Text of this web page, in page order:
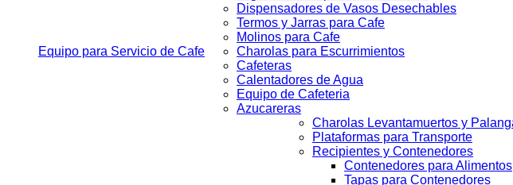
Equipo para Servicio de Cafe
Dispensadores de Vasos Desechables
Termos y Jarras para Cafe
Molinos para Cafe
Charolas para Escurrimientos
Cafeteras
Calentadores de Agua
Equipo de Cafeteria
Azucareras
Charolas Levantamuertos y
Plataformas para Transporte
Recipientes y Contenedores
Contenedores para Alimentos
Tapas para Contenedores